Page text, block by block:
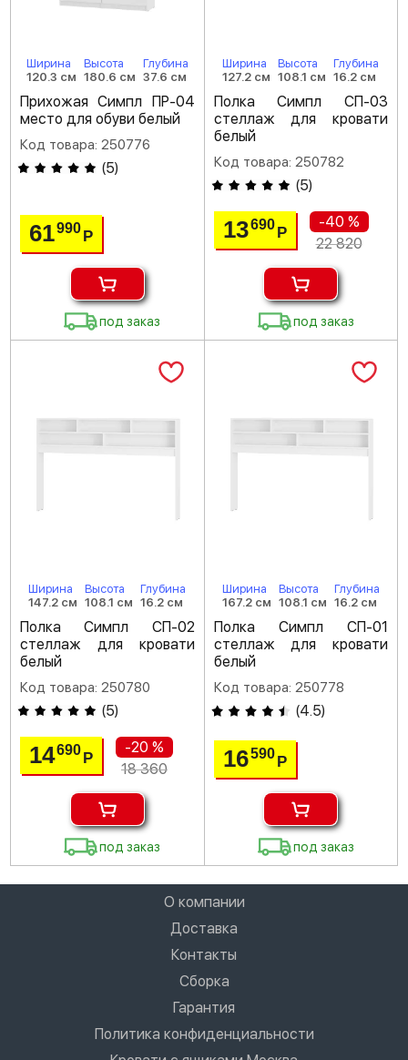
Ширина
120.3 см
Высота
180.6 см
Глубина
37.6 см
Прихожая Симпл ПР-04
место для обуви белый
Код товара: 250776
(5)
61990Р
под заказ
Ширина
127.2 см
Высота
108.1 см
Глубина
16.2 см
Полка Симпл СП-03
стеллаж для кровати
белый
Код товара: 250782
(5)
13690 Р
-40 %
22 820
под заказ
Ширина
147.2 см
Высота
108.1 см
Глубина
16.2 см
Полка Симпл СП-02
стеллаж для кровати
белый
Код товара: 250780
(5)
14690Р
-20 %
18 360
под заказ
Ширина
167.2 см
Высота
108.1 см
Глубина
16.2 см
Полка Симпл СП-01
стеллаж для кровати
белый
Код товара: 250778
(4.5)
16590 Р
под заказ
О компании
Доставка
Контакты
Сборка
Гарантия
Политика конфиденциальности